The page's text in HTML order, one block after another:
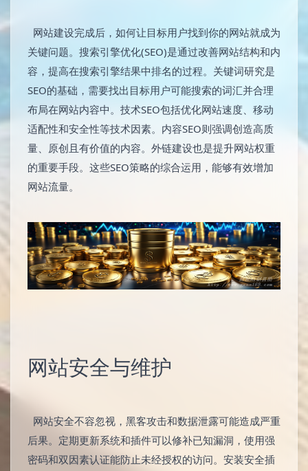
网站建设完成后，如何让目标用户找到你的网站就成为
关键问题。搜索引擎优化(SEO)是通过改善网站结构和内
容，提高在搜索引擎结果中排名的过程。关键词研究是
SEO的基础，需要找出目标用户可能搜索的词汇并合理
布局在网站内容中。技术SEO包括优化网站速度、移动
适配性和安全性等技术因素。内容SEO则强调创造高质
量、原创且有价值的内容。外链建设也是提升网站权重
的重要手段。这些SEO策略的综合运用，能够有效增加
网站流量。
网站安全与维护
网站安全不容忽视，黑客攻击和数据泄露可能造成严重
后果。定期更新系统和插件可以修补已知漏洞，使用强
密码和双因素认证能防止未经授权的访问。安装安全插